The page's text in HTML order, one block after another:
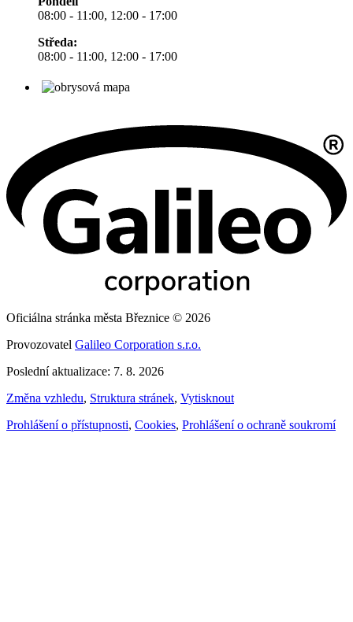
08:00 - 11:00, 12:00 - 17:00
Středa:
08:00 - 11:00, 12:00 - 17:00
Oficiálna stránka města Březnice © 2026
Provozovatel Galileo Corporation s.r.o.
Poslední aktualizace: 7. 8. 2026
Změna vzhledu, Struktura stránek, Vytisknout
Prohlášení o přístupnosti, Cookies, Prohlášení o ochraně soukromí